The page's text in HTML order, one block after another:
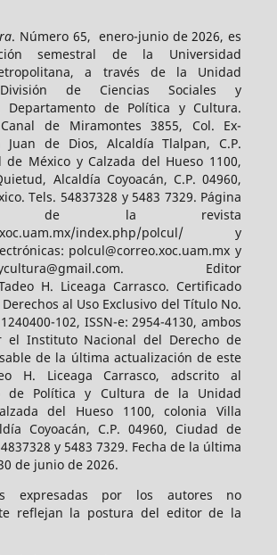
. Número 65, enero-junio de 2026, es
semestral de la Universidad
a través de la Unidad
División de Ciencias Sociales y
Departamento de Política y Cultura.
de Miramontes 3855, Col. Ex-
Juan de Dios, Alcaldía Tlalpan, C.P.
de México y Calzada del Hueso 1100,
Alcaldía Coyoacán, C.P. 04960,
Tels. 54837328 y 5483 7329. Página
de la revista
index.php/polcul/ y
polcul@correo.xoc.uam.mx y
Editor
H. Liceaga Carrasco. Certificado
al Uso Exclusivo del Título No.
102, ISSN-e: 2954-4130, ambos
el Instituto Nacional del Derecho de
de la última actualización de este
H. Liceaga Carrasco, adscrito al
de Política y Cultura de la Unidad
del Hueso 1100, colonia Villa
Coyoacán, C.P. 04960, Ciudad de
y 5483 7329. Fecha de la última
de junio de 2026.
expresadas por los autores no
reflejan la postura del editor de la